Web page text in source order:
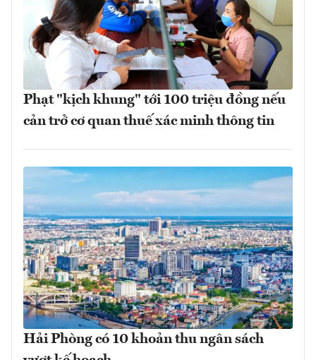
Phạt "kịch khung" tới 100 triệu đồng nếu
cản trở cơ quan thuế xác minh thông tin
Hải Phòng có 10 khoản thu ngân sách